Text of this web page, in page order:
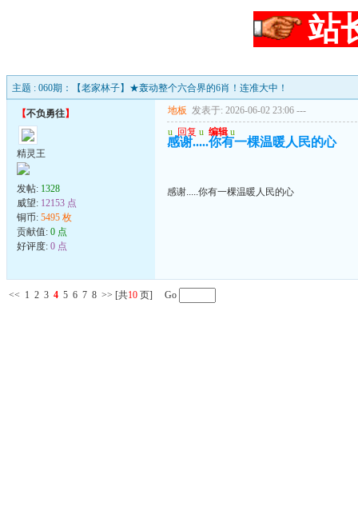
站
主题 : 060期：【老家林子】★轰动整个六合界的6肖！连准大中！
【不负勇往】
精灵王
发帖: 1328
威望: 12153 点
铜币: 5495 枚
贡献值: 0 点
好评度: 0 点
地板 发表于: 2026-06-02 23:06 ---
u 回复 u 编辑 u
感谢.....你有一棵温暖人民的心
感谢.....你有一棵温暖人民的心
<< 1 2 3 4 5 6 7 8 >> [共10 页] Go